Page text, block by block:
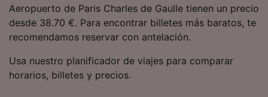
Aeropuerto de Paris Charles de Gaulle tienen un precio
desde 38.70 €. Para encontrar billetes más baratos, te
recomendamos reservar con antelación.
Usa nuestro planificador de viajes para comparar
horarios, billetes y precios.